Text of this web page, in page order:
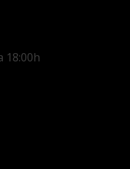
18:00h